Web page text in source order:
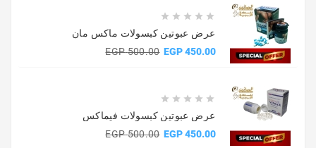





عرض عبوتين كبسولات ماكس مان
450.00 EGP
500.00 EGP





عرض عبوتين كبسولات فيماكس
450.00 EGP
500.00 EGP